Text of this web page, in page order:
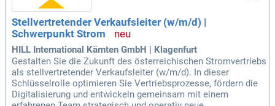
Stellvertretender Verkaufsleiter (w/m/d) |
Schwerpunkt Strom
HILL International Kärnten GmbH | Klagenfurt
Gestalten Sie die Zukunft des österreichischen Stromvertriebs
als stellvertretender Verkaufsleiter (w/m/d). In dieser
Schlüsselrolle optimieren Sie Vertriebsprozesse, fördern die
Digitalisierung und entwickeln gemeinsam mit einem